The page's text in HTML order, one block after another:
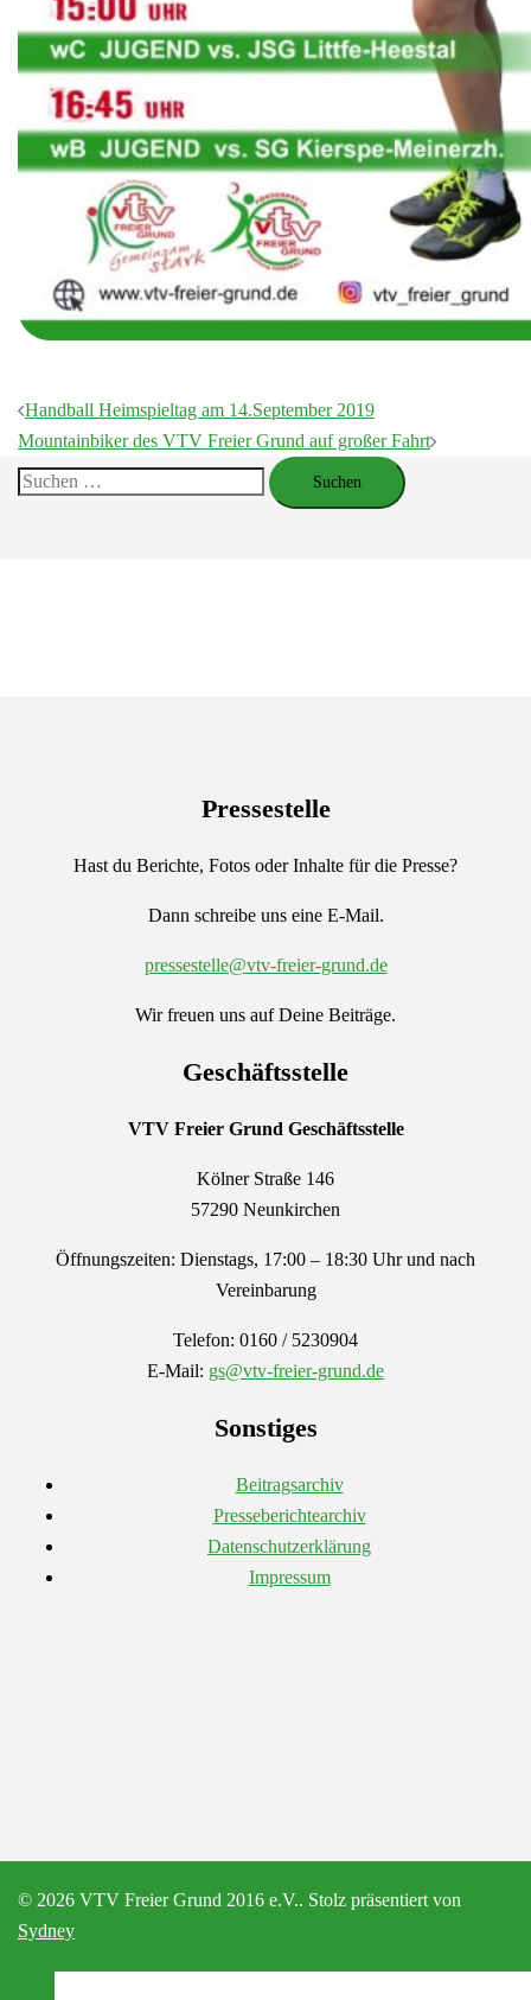
Beitragsnavigation
Handball Heimspieltag am 14.September 2019
Mountainbiker des VTV Freier Grund auf großer Fahrt
Suchen
Pressestelle
Hast du Berichte, Fotos oder Inhalte für die Presse?
Dann schreibe uns eine E-Mail.
pressestelle@vtv-freier-grund.de
Wir freuen uns auf Deine Beiträge.
Geschäftsstelle
VTV Freier Grund Geschäftsstelle
Kölner Straße 146
57290 Neunkirchen
Öffnungszeiten: Dienstags, 17:00 – 18:30 Uhr und nach
Vereinbarung
Telefon: 0160 / 5230904
E-Mail: gs@vtv-freier-grund.de
Sonstiges
Beitragsarchiv
Presseberichtearchiv
Datenschutzerklärung
Impressum
© 2026 VTV Freier Grund 2016 e.V.. Stolz präsentiert von
Sydney